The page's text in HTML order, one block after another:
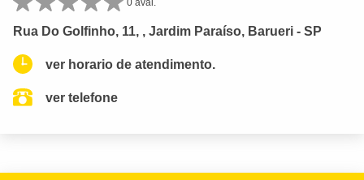
Rua Do Golfinho, 11, , Jardim Paraíso, Barueri - SP
ver horario de atendimento.
ver telefone